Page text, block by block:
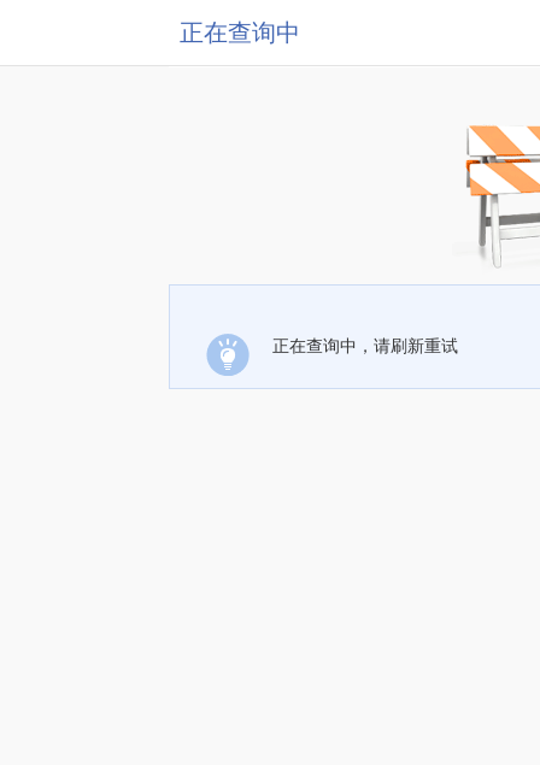
正在查询中
正在查询中，请刷新重试